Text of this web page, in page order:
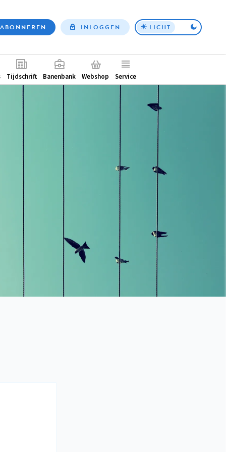
Top
ABONNEREN INLOGGEN LICHT
Tijdschrift Banenbank Webshop Service